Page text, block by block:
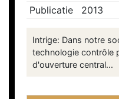
Publicatie
2013
Intrige: Dans notre
technologie contrôle
d'ouverture central...